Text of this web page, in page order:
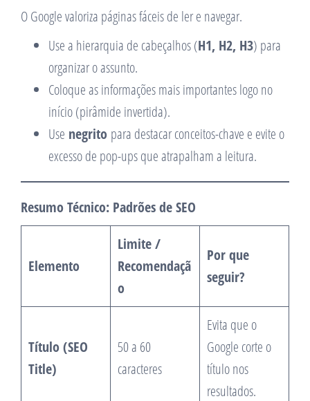
O Google valoriza páginas fáceis de ler e navegar.
Use a hierarquia de cabeçalhos (H1, H2, H3) para
organizar o assunto.
Coloque as informações mais importantes logo no
início (pirâmide invertida).
Use negrito para destacar conceitos-chave e evite o
excesso de pop-ups que atrapalham a leitura.
Resumo Técnico: Padrões de SEO
Elemento
Limite /
Recomendaçã
o
Por que
seguir?
Título (SEO
Title)
50 a 60
caracteres
Evita que o
Google corte o
título nos
resultados.